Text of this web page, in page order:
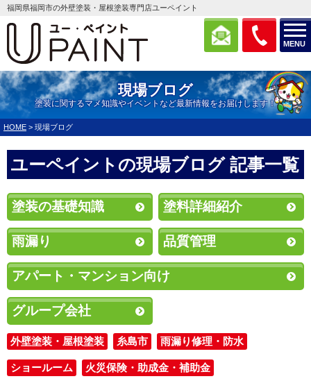
MENU
福岡県福岡市の外壁塗装・屋根塗装専門店ユーペイント
現場ブログ
塗装に関するマメ知識やイベントなど最新情報をお届けします！
HOME > 現場ブログ
ユーペイントの現場ブログ 記事一覧
塗装の基礎知識 塗料詳細紹介
雨漏り 品質管理
アパート・マンション向け
グループ会社
外壁塗装・屋根塗装 糸島市 雨漏り修理・防水
ショールーム 火災保険・助成金・補助金